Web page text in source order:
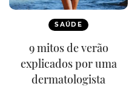
SAÚDE
9 mitos de verão
explicados por uma
dermatologista